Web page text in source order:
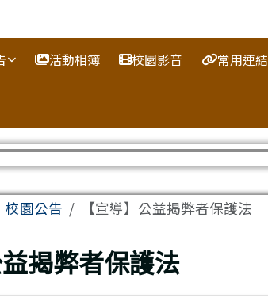
活動相簿 校園影音 常用連結
校園公告 【宣導】公益揭弊者保護法
益揭弊者保護法